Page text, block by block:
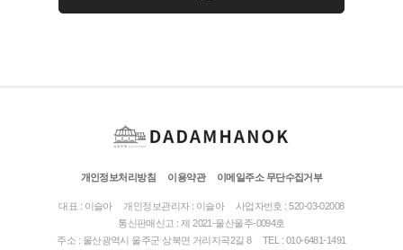
개인정보처리방침 이용약관 이메일주소 무단수집거부
대표 : 이슬아 개인정보관리자 : 이슬아
사업자번호 : 520-03-02008
통신판매신고 : 제 2021-울산울주-0094호
주소 : 울산광역시 울주군 상북면 거리지곡2길 8
TEL : 010-6481-1491